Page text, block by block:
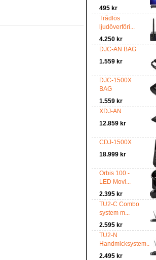
495 kr
Trådlös
ljudöverföri...
4.250 kr
DJC-AN BAG
1.559 kr
DJC-1500X
BAG
1.559 kr
XDJ-AN
12.859 kr
CDJ-1500X
18.999 kr
Orbis 100 -
LED Movi...
2.395 kr
TU2-C Combo
system m...
2.595 kr
TU2-N
Handmicksystem...
2.495 kr